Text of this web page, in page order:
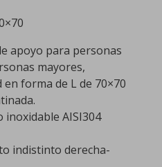
apoyo para personas
mayores,
forma de L de 70×70
inoxidable AISI304
indistinto derecha-